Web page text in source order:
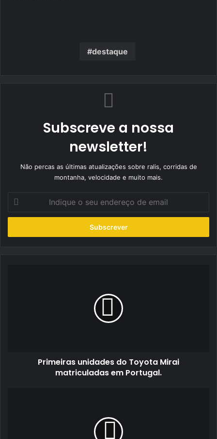
destaque
Subscreve a nossa
newsletter!
Não percas as últimas atualizações sobre ralis, corridas de
montanha, velocidade e muito mais.
seu
de
Primeiras unidades do Toyota Mirai
matriculadas em Portugal.